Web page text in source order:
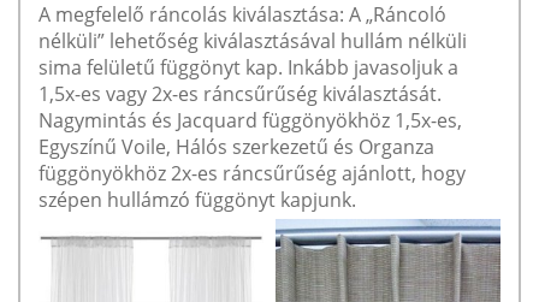
A megfelelő ráncolás kiválasztása: A „Ráncoló
nélküli” lehetőség kiválasztásával hullám nélküli
sima felületű függönyt kap. Inkább javasoljuk a
1,5x-es vagy 2x-es ráncsűrűség kiválasztását.
Nagymintás és Jacquard függönyökhöz 1,5x-es,
Egyszínű Voile, Hálós szerkezetű és Organza
függönyökhöz 2x-es ráncsűrűség ajánlott, hogy
szépen hullámzó függönyt kapjunk.